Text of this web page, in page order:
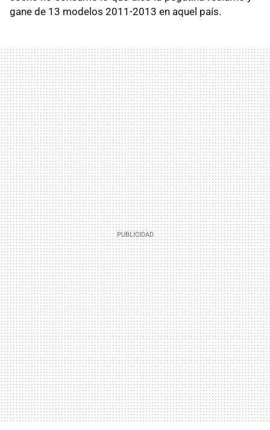
gane de 13 modelos 2011-2013 en aquel país.